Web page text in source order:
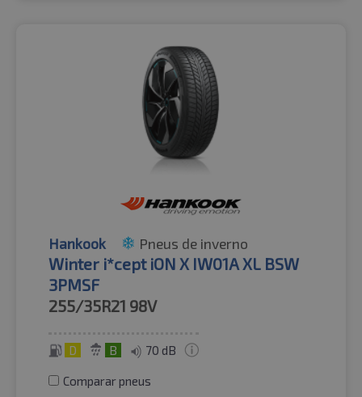
Hankook Pneus de inverno
Winter i*cept iON X IW01A XL BSW
3PMSF
255/35R21 98V
D B 70 dB
Comparar pneus